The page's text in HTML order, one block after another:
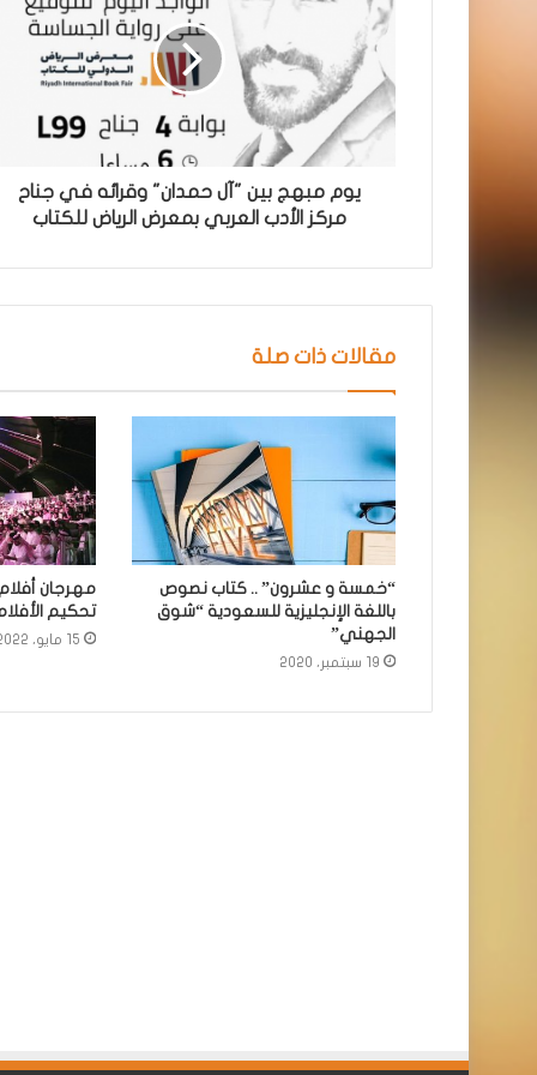
يوم مبهج بين "آل حمدان" وقرائه في جناح
مركز الأدب العربي بمعرض الرياض للكتاب
مقالات ذات صلة
“خمسة و عشرون” .. كتاب نصوص
باللغة الإنجليزية للسعودية “شوق
الجهني”
19 سبتمبر، 2020
مهرجان
تحكيم
15 مايو، 2022